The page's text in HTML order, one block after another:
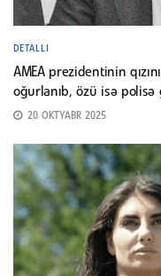
DETALLI
AMEA prezidentinin
oğurlanıb, özü isə polisə
20 OKTYABR 2025